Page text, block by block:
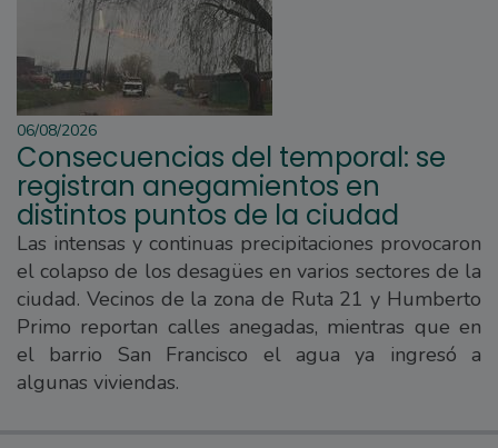
06/08/2026
Consecuencias del temporal: se
registran anegamientos en
distintos puntos de la ciudad
Las intensas y continuas precipitaciones provocaron
el colapso de los desagües en varios sectores de la
ciudad. Vecinos de la zona de Ruta 21 y Humberto
Primo reportan calles anegadas, mientras que en
el barrio San Francisco el agua ya ingresó a
algunas viviendas.